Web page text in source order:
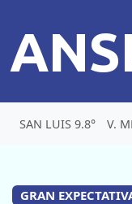
SAN LUIS 9.8° V.
GRAN